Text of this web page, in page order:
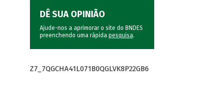
DÊ SUA OPINIÃO
Ajude-nos a aprimorar o site do BNDES
preenchendo uma rápida pesquisa.
Z7_7QGCHA41L071B0QGLVK8P22GB6